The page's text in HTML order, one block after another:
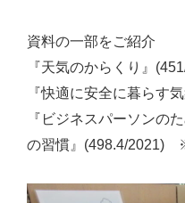
資料の一部をご紹介
『天気のからくり』
『快適に安全に暮らす
『ビジネスパーソンの
の習慣』(498.4/